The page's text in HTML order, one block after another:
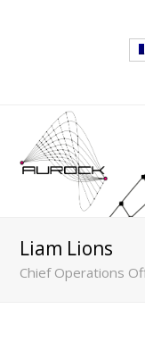
Liam Lions
Chief Operations